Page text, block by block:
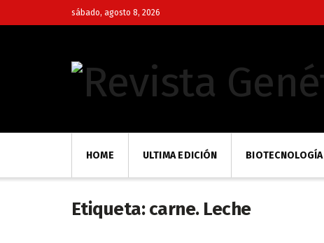
sábado, agosto 8, 2026
HOME ULTIMA EDICIÓN BIOTECNOLOGÍA
Etiqueta:carne. Leche